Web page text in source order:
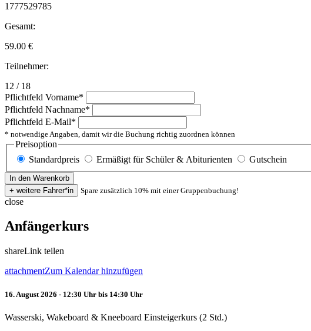
1777529785
Gesamt:
59.00 €
Teilnehmer:
12 / 18
Pflichtfeld Vorname*
Pflichtfeld Nachname*
Pflichtfeld E-Mail*
* notwendige Angaben, damit wir die Buchung richtig zuordnen können
Preisoption
Standardpreis
Ermäßigt für Schüler & Abiturienten Gutschein
Spare zusätzlich 10% mit einer Gruppenbuchung!
close
Anfängerkurs
shareLink teilen
attachmentZum Kalendar hinzufügen
16. August 2026 - 12:30 Uhr bis 14:30 Uhr
Wasserski, Wakeboard & Kneeboard Einsteigerkurs (2 Std.)